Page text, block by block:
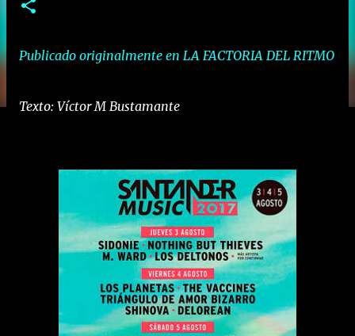
Publicado originalmente en LA FACTORIA DEL RITMO
Texto: Víctor M Bustamante